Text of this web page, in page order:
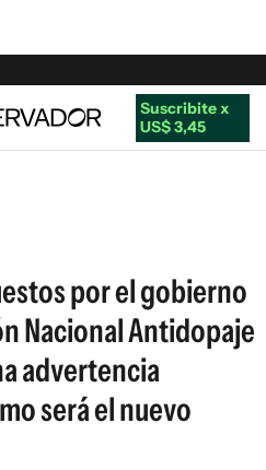
Suscribite x
US$ 3,45
por el gobierno
Nacional Antidopaje
advertencia
será el nuevo